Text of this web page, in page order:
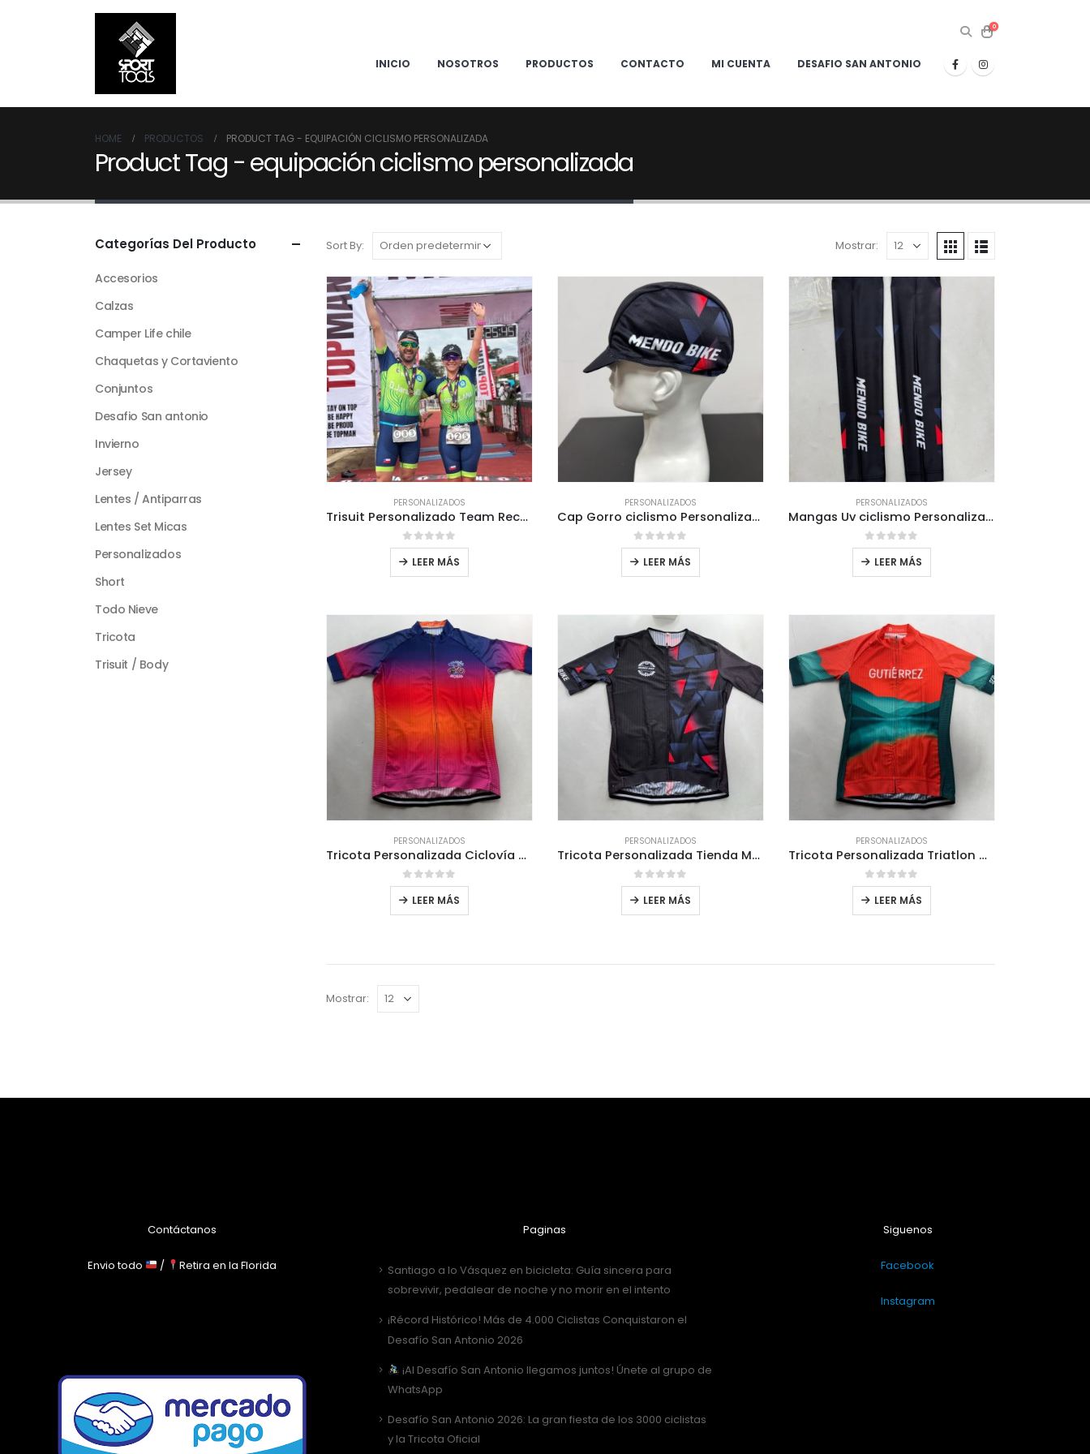
0
INICIO NOSOTROS PRODUCTOS CONTACTO MI CUENTA DESAFIO SAN ANTONIO
HOME PRODUCTOS PRODUCT TAG - EQUIPACIÓN CICLISMO PERSONALIZADA
Product Tag - equipación ciclismo personalizada
Sort By: Mostrar:
PERSONALIZADOS
Trisuit Personalizado Team Recrear
0out of 5
LEER MÁS
PERSONALIZADOS
Cap Gorro ciclismo Personalizado Tienda Mendobike
0out of 5
LEER MÁS
PERSONALIZADOS
Mangas Uv ciclismo Personalizada Tienda Mendobike
0out of 5
LEER MÁS
PERSONALIZADOS
Tricota Personalizada Ciclovía calle rosas
0out of 5
LEER MÁS
PERSONALIZADOS
Tricota Personalizada Tienda Mendobike
0out of 5
LEER MÁS
PERSONALIZADOS
Tricota Personalizada Triatlon Chillan
0out of 5
LEER MÁS
Mostrar:
Categorías Del Producto
Accesorios
Calzas
Camper Life chile
Chaquetas y Cortaviento
Conjuntos
Desafio San antonio
Invierno
Jersey
Lentes / Antiparras
Lentes Set Micas
Personalizados
Short
Todo Nieve
Tricota
Trisuit / Body
Contáctanos
Envio todo / Retira en la Florida
Paginas
Santiago a lo Vásquez en bicicleta: Guía sincera para
sobrevivir, pedalear de noche y no morir en el intento
¡Récord Histórico! Más de 4.000 Ciclistas Conquistaron el
Desafío San Antonio 2026
¡Al Desafío San Antonio llegamos juntos! Únete al grupo de
WhatsApp
Desafío San Antonio 2026: La gran fiesta de los 3000 ciclistas
y la Tricota Oficial
Siguenos
Facebook
Instagram